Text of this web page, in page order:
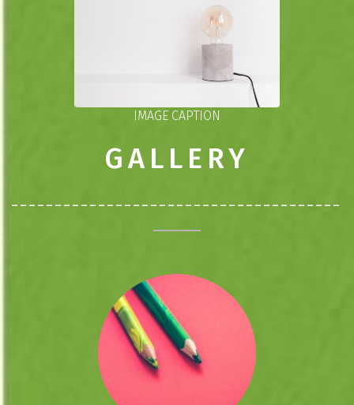
IMAGE CAPTION
GALLERY